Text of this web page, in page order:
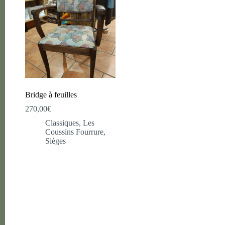
Bridge à feuilles
270,00€
Classiques, Les
Coussins Fourrure,
Sièges